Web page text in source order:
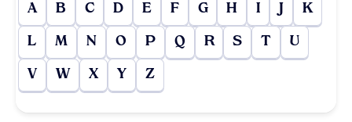
A B C D E F G H I J K
L M N O P Q R S T U
V W X Y Z